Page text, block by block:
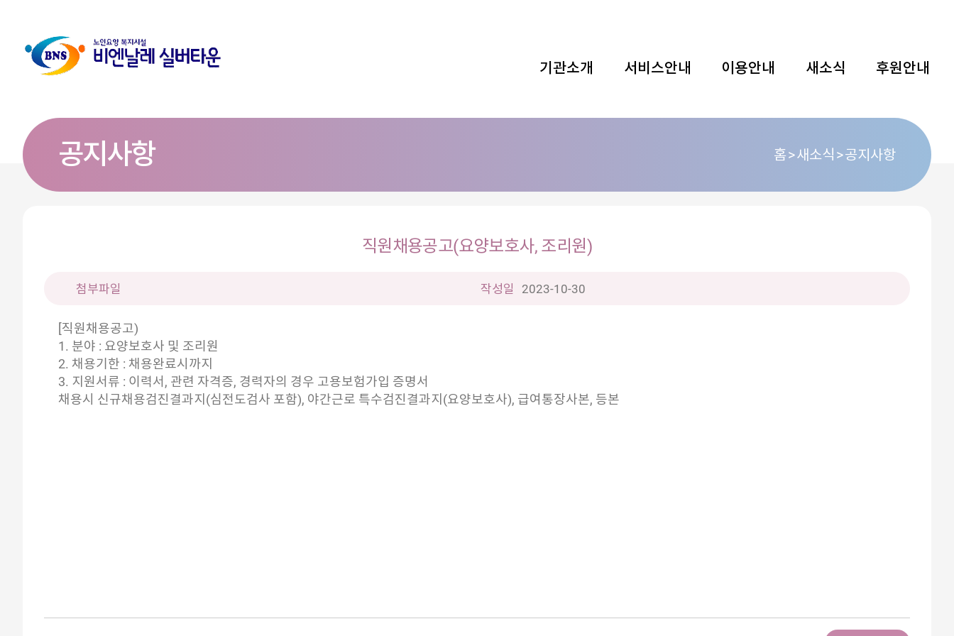
기관소개 서비스안내 이용안내 새소식 후원안내
공지사항 홈 새소식 공지사항
직원채용공고(요양보호사, 조리원)
첨부파일 작성일 2023-10-30
[직원채용공고)
1. 분야 : 요양보호사 및 조리원
2. 채용기한 : 채용완료시까지
3. 지원서류 : 이력서, 관련 자격증, 경력자의 경우 고용보험가입 증명서
채용시 신규채용검진결과지(심전도검사 포함), 야간근로 특수검진결과지(요양보호사), 급여통장사본, 등본